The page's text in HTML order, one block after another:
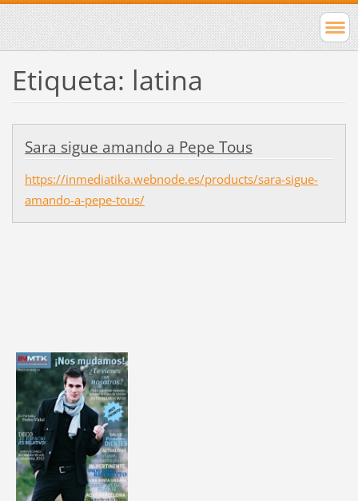
Etiqueta: latina
Sara sigue amando a Pepe Tous
https://inmediatika.webnode.es/products/sara-sigue-
amando-a-pepe-tous/